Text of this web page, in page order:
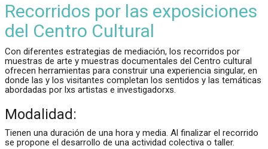
Recorridos por las exposiciones
del Centro Cultural
Con diferentes estrategias de mediación, los recorridos por
muestras de arte y muestras documentales del Centro cultural
ofrecen herramientas para construir una experiencia singular, en
donde las y los visitantes completan los sentidos y las temáticas
abordadas por lxs artistas e investigadorxs.
Modalidad:
Tienen una duración de una hora y media. Al finalizar el recorrido
se propone el desarrollo de una actividad colectiva o taller.